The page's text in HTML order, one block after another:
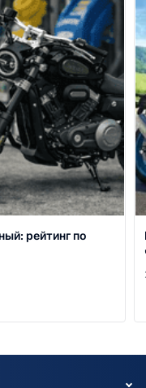
рейтинг по